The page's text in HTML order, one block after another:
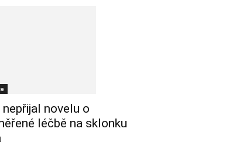
nepřijal novelu o
léčbě na sklonku